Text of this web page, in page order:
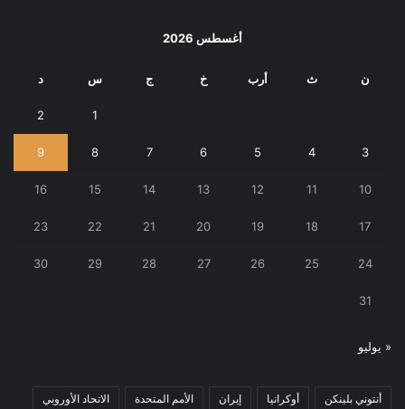
أغسطس 2026
ن ث أرب خ ج س د
1
2
3
4
5
6
7
8
9
10
11
12
13
14
15
16
17
18
19
20
21
22
23
24
25
26
27
28
29
30
31
« يوليو
أنتوني بلينكن أوكرانيا إيران الأمم المتحدة الاتحاد الأوروبي